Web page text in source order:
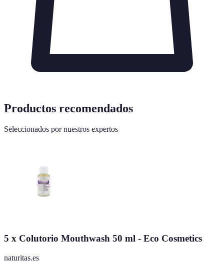
Productos recomendados
Seleccionados por nuestros expertos
5 x Colutorio Mouthwash 50 ml - Eco Cosmetics
naturitas.es